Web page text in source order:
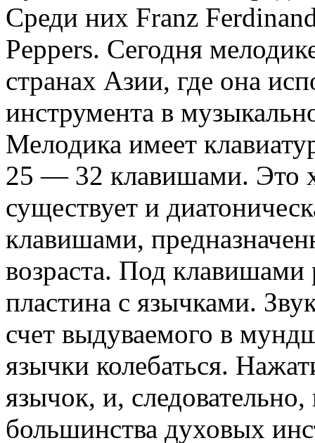
Среди них Franz
Peppers. Сегодня
странах Азии, где она
инструмента в
Мелодика имеет
25 — 32 клавишами. Это
существует и
клавишами,
возраста. Под клавишами
пластина с язычками.
счет выдуваемого в
язычки колебаться.
язычок, и, следовательно,
большинства духовых